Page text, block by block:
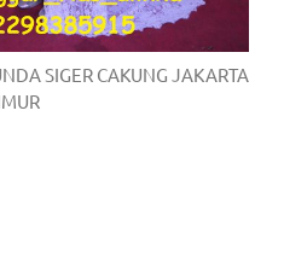
SIGER CAKUNG JAKARTA